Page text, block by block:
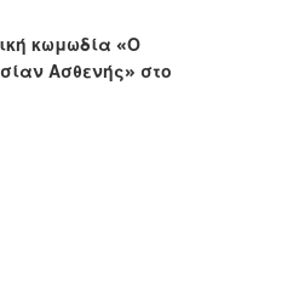
κωμωδία «Ο
Ασθενής» στο